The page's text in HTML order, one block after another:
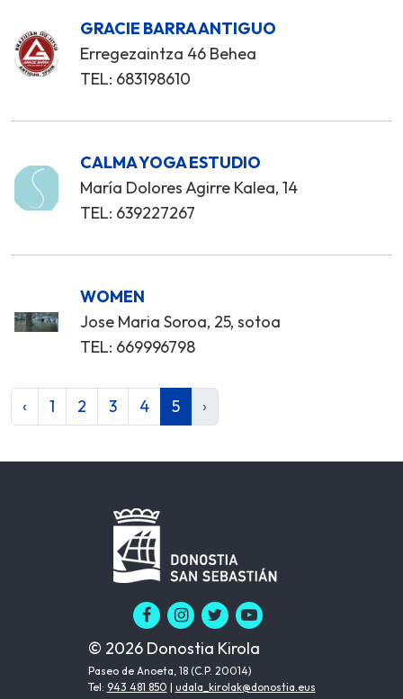
GRACIE BARRA ANTIGUO
Erregezaintza 46 Behea
TEL: 683198610
CALMA YOGA ESTUDIO
María Dolores Agirre Kalea, 14
TEL: 639227267
WOMEN
Jose Maria Soroa, 25, sotoa
TEL: 669996798
‹ 1 2 3 4 5 ›
© 2026 Donostia Kirola
Paseo de Anoeta, 18 (C.P. 20014)
Tel: 943 481 850 | udala_kirolak@donostia.eus